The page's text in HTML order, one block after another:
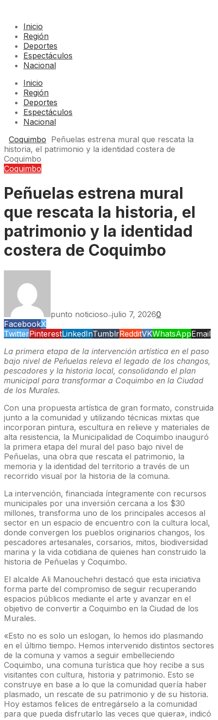
Inicio
Región
Deportes
Espectáculos
Nacional
Inicio
Región
Deportes
Espectáculos
Nacional
Coquimbo Peñuelas estrena mural que rescata la
historia, el patrimonio y la identidad costera de
Coquimbo
Coquimbo
Peñuelas estrena mural
que rescata la historia, el
patrimonio y la identidad
costera de Coquimbo
punto noticioso—julio 7, 20260
FacebookX
TwitterPinterestLinkedInTumblrRedditVKWhatsAppEmail
La primera etapa de la intervención artística en el paso
bajo nivel de Peñuelas releva el legado de los changos,
pescadores y la historia local, consolidando el plan
municipal para transformar a Coquimbo en la Ciudad
de los Murales.
Con una propuesta artística de gran formato, construida
junto a la comunidad y utilizando técnicas mixtas que
incorporan pintura, escultura en relieve y materiales de
alta resistencia, la Municipalidad de Coquimbo inauguró
la primera etapa del mural del paso bajo nivel de
Peñuelas, una obra que rescata el patrimonio, la
memoria y la identidad del territorio a través de un
recorrido visual por la historia de la comuna.
La intervención, financiada íntegramente con recursos
municipales por una inversión cercana a los $30
millones, transforma uno de los principales accesos al
sector en un espacio de encuentro con la cultura local,
donde convergen los pueblos originarios changos, los
pescadores artesanales, corsarios, mitos, biodiversidad
marina y la vida cotidiana de quienes han construido la
historia de Peñuelas y Coquimbo.
El alcalde Ali Manouchehri destacó que esta iniciativa
forma parte del compromiso de seguir recuperando
espacios públicos mediante el arte y avanzar en el
objetivo de convertir a Coquimbo en la Ciudad de los
Murales.
«Esto no es solo un eslogan, lo hemos ido plasmando
en el último tiempo. Hemos intervenido distintos sectores
de la comuna y vamos a seguir embelleciendo
Coquimbo, una comuna turística que hoy recibe a sus
visitantes con cultura, historia y patrimonio. Esto se
construye en base a lo que la comunidad quería haber
plasmado, un rescate de su patrimonio y de su historia.
Hoy estamos felices de entregárselo a la comunidad
para que pueda disfrutarlo las veces que quiera», indicó